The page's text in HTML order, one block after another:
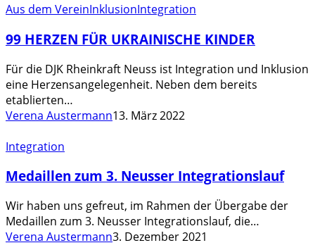
99
FÜR
KINDER
Aus dem VereinInklusionIntegration
99 HERZEN FÜR UKRAINISCHE KINDER
Für die DJK Rheinkraft Neuss ist Integration und Inklusion
eine Herzensangelegenheit. Neben dem bereits
etablierten…
Verena Austermann13. März 2022
Medaillen
3.
Integrationslauf
Integration
Medaillen zum 3. Neusser Integrationslauf
Wir haben uns gefreut, im Rahmen der Übergabe der
Medaillen zum 3. Neusser Integrationslauf, die…
Verena Austermann3. Dezember 2021